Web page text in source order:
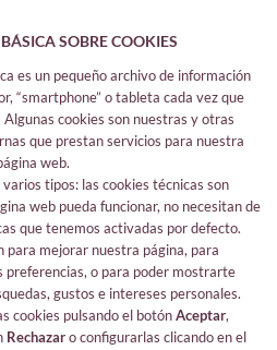
information
notice
safety data
policy
policy
SOBRE COOKIES
es un pequeño archivo de información
“smartphone” o tableta cada vez que
cookies son nuestras y otras
que prestan servicios para nuestra
web.
tipos: las cookies técnicas son
web pueda funcionar, no necesitan de
que tenemos activadas por defecto.
para mejorar nuestra página, para
preferencias, o para poder mostrarte
gustos e intereses personales.
cookies pulsando el botónAceptar,
Rechazaro configurarlas clicando en el